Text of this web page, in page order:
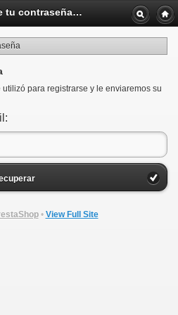
Olvidaste tu contraseña - Gregg O'Ryan Shopping
para registrarse y le enviaremos su
• View Full Site